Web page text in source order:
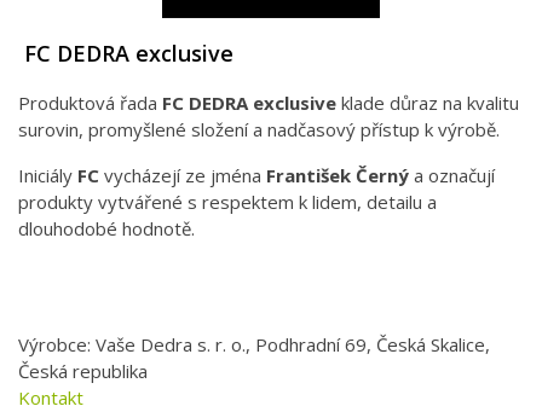
FC DEDRA exclusive
Produktová řada FC DEDRA exclusive klade důraz na kvalitu
surovin, promyšlené složení a nadčasový přístup k výrobě.
Iniciály FC vycházejí ze jména František Černý a označují
produkty vytvářené s respektem k lidem, detailu a
dlouhodobé hodnotě.
Výrobce: Vaše Dedra s. r. o., Podhradní 69, Česká Skalice,
Česká republika
Kontakt